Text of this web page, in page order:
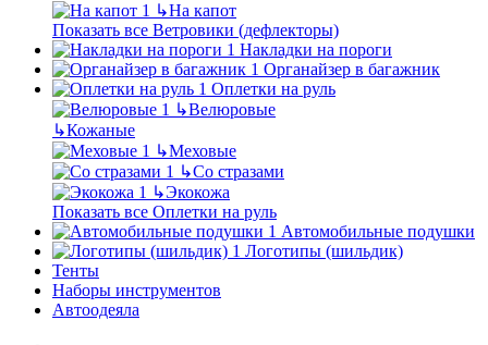
↳На капот
Показать все Ветровики (дефлекторы)
Накладки на пороги
Органайзер в багажник
Оплетки на руль
↳Велюровые
↳Кожаные
↳Меховые
↳Со стразами
↳Экокожа
Показать все Оплетки на руль
Автомобильные подушки
Логотипы (шильдик)
Тенты
Наборы инструментов
Автоодеяла